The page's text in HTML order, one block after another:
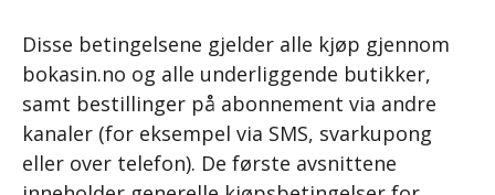
Disse betingelsene gjelder alle kjøp gjennom
bokasin.no og alle underliggende butikker,
samt bestillinger på abonnement via andre
kanaler (for eksempel via SMS, svarkupong
eller over telefon). De første avsnittene